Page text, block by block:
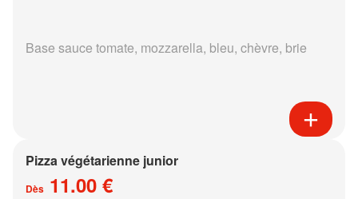
Base sauce tomate, mozzarella, bleu, chèvre, brie
Pizza végétarienne junior
Dès 11.00 €